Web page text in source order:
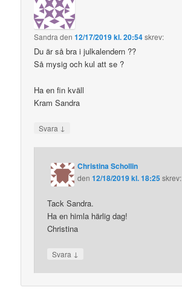
Sandraden12/17/2019 kl. 20:54skrev:
Du är så bra i julkalendern ??
Så mysig och kul att se ?
Ha en fin kväll
Kram Sandra
Svara ↓
Christina Schollin
den12/18/2019 kl. 18:25skrev:
Tack Sandra.
Ha en himla härlig dag!
Christina
Svara ↓